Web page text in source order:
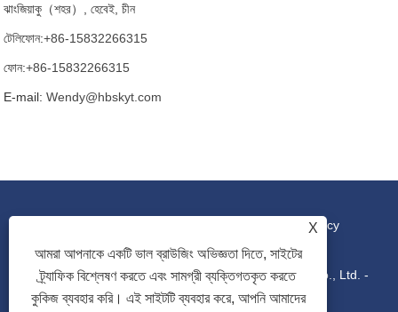
ঝাংজিয়াকু（শহর）, হেবেই, চীন
টেলিফোন:+86-15832266315
ফোন:+86-15832266315
E-mail:Wendy@hbskyt.com
Privacy Policy
কপিরাইট © 2022 Hebei Shouke Yuantuo Technology Co., Ltd. -
X
আমরা আপনাকে একটি ভাল ব্রাউজিং অভিজ্ঞতা দিতে, সাইটের
ট্র্যাফিক বিশ্লেষণ করতে এবং সামগ্রী ব্যক্তিগতকৃত করতে
কুকিজ ব্যবহার করি। এই সাইটটি ব্যবহার করে, আপনি আমাদের